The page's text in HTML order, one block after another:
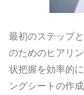
最初のステップ
のためのヒアリ
状把握を効率的
ングシートの作